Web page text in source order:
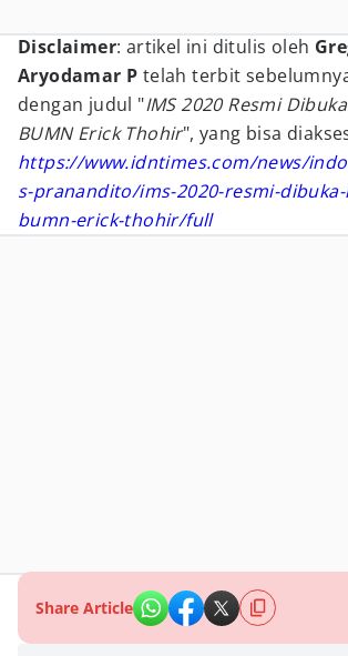
Disclaimer: artikel ini ditulis oleh
Aryodamar P telah terbit
dengan judul "IMS 2020 Resmi
BUMN Erick Thohir", yang bisa
https://www.idntimes.com/news/
s-pranandito/ims-2020-resmi-
bumn-erick-thohir/full
Share Article